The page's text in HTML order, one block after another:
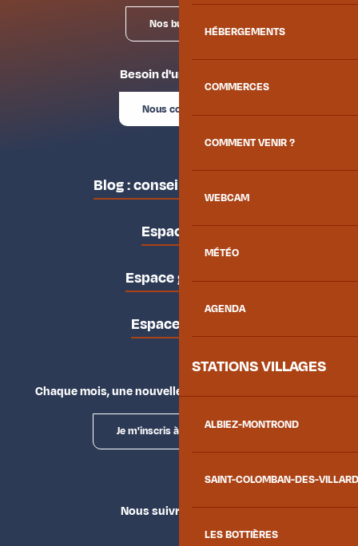
HÉBERGEMENTS
COMMERCES
COMMENT VENIR ?
WEBCAM
MÉTÉO
AGENDA
STATIONS VILLAGES
ALBIEZ-MONTROND
SAINT-COLOMBAN-DES-
LES BOTTIÈRES
Nos bureaux
Besoin d'un conseil ?
Nous contacter
Blog : conseils des locaux
Espace pro
Espace groupes
Espace presse
Chaque mois, une nouvelle façon d'explorer la vallée.
Je m'inscris à la newsletter
Nous suivre